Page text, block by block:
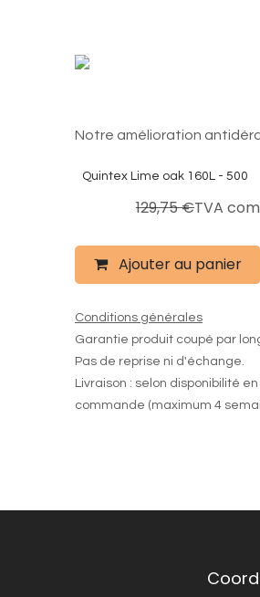
Notre amélioration
Quintex Lime oak 160L - 500
129,75€TVA
Ajouter au panier
Conditions générales
Garantie produit coupé par
Pas de reprise ni d'échange.
Livraison : selon disponibilité
commande (maximum 4